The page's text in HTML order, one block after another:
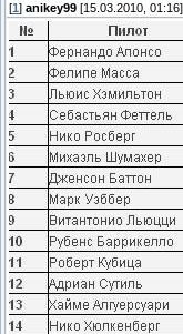
[1 ] anikey99 [15.03.2010, 01:16]